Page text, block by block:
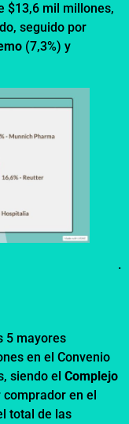
$13,6 mil millones,
seguido por
(7,3%) y
.
5 mayores
en el Convenio
siendo el Complejo
comprador en el
total de las